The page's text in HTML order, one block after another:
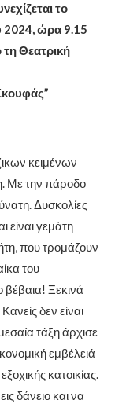
το
2024, ώρα 9.15
Θεατρική
κειμένων
Με την πάροδο
Δυσκολίες
είναι γεμάτη
που τρομάζουν
του
βέβαια! Ξεκινά
δεν είναι
τάξη άρχισε
εμβέλειά
κατοικίας.
δάνειο και να